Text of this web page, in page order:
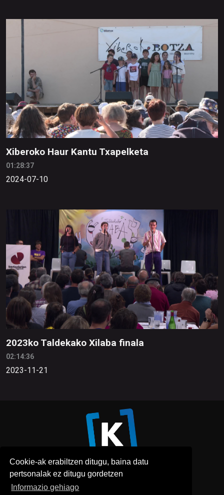
Cookie-ak erabiltzen ditugu, baina datu
pertsonalak ez ditugu gordetzen
Informazio gehiago
Xiberoko Haur Kantu Txapelketa
01:28:37
2024-07-10
2023ko Taldekako Xilaba finala
02:14:36
2023-11-21